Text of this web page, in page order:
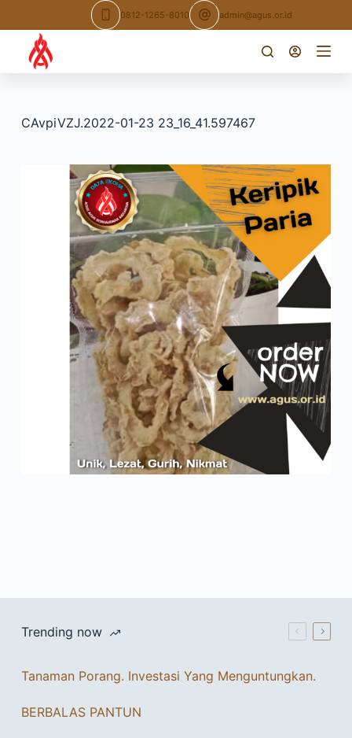
to
content
0812-1265-8010 admin@agus.or.id
CAvpiVZJ.2022-01-23 23_16_41.597467
Trending now
Tanaman Porang. Investasi Yang Menguntungkan.
BERBALAS PANTUN